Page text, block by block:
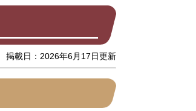
掲載日：2026年6月17日更新